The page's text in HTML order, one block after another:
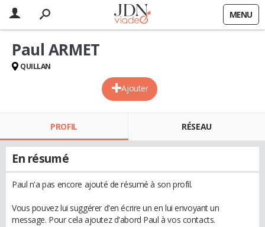
MENU
Ajouter
Paul ARMET
QUILLAN
PROFIL RÉSEAU
En résumé
Paul n'a pas encore ajouté de résumé à son profil.
Vous pouvez lui suggérer d'en écrire un en lui envoyant un
message. Pour cela ajoutez d'abord Paul à vos contacts.